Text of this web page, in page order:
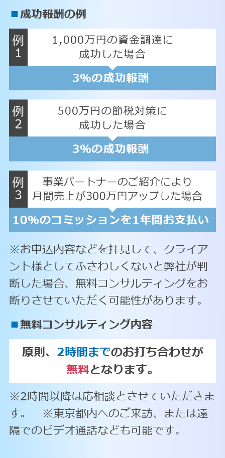
■成功報酬の例
※お申込内容などを拝見して、クライア
ント様としてふさわしくないと弊社が判
断した場合、無料コンサルティングをお
断りさせていただく可能性があります。
■無料コンサルティング内容
原則、 2時間までのお打ち合わせが
無料となります。
※2時間以降は応相談とさせていただきま
す。 ※東京都内へのご来訪、または遠
隔でのビデオ通話なども可能です。